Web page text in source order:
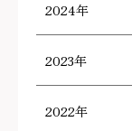
2024年
2023年
2022年